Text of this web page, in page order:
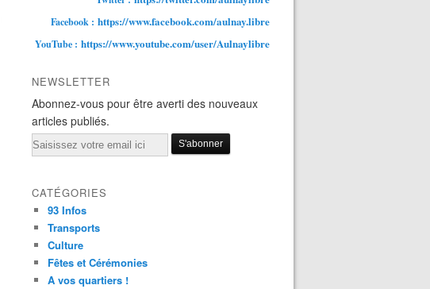
Facebook : https://www.facebook.com/aulnay.libre
YouTube : https://www.youtube.com/user/Aulnaylibre
NEWSLETTER
Abonnez-vous pour être averti des nouveaux
articles publiés.
Email
CATÉGORIES
93 Infos
Transports
Culture
Fêtes et Cérémonies
A vos quartiers !